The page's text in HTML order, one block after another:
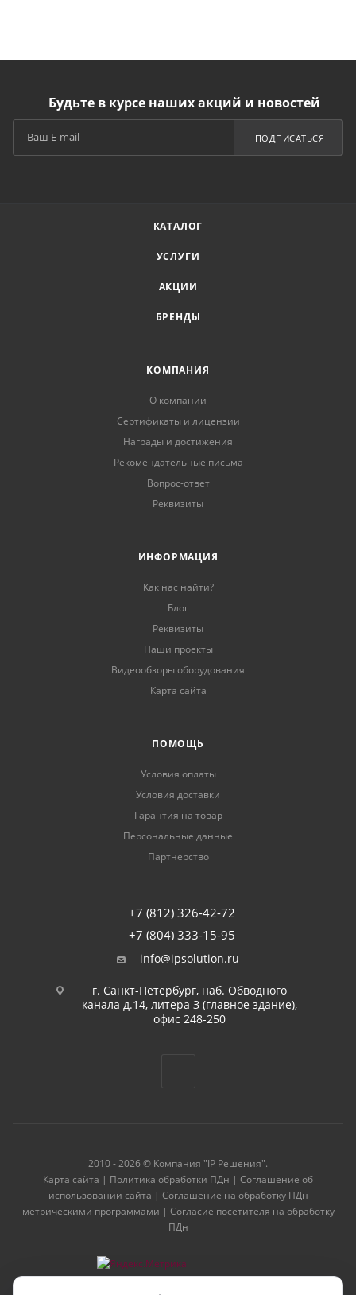
Будьте в курсе наших акций и новостей
ПОДПИСАТЬСЯ
КАТАЛОГ
УСЛУГИ
АКЦИИ
БРЕНДЫ
КОМПАНИЯ
О компании
Сертификаты и лицензии
Награды и достижения
Рекомендательные письма
Вопрос-ответ
Реквизиты
ИНФОРМАЦИЯ
Как нас найти?
Блог
Реквизиты
Наши проекты
Видеообзоры оборудования
Карта сайта
ПОМОЩЬ
Условия оплаты
Условия доставки
Гарантия на товар
Персональные данные
Партнерство
+7 (812) 326-42-72
+7 (804) 333-15-95
info@ipsolution.ru
г. Санкт-Петербург, наб. Обводного
канала д.14, литера З (главное здание),
офис 248-250
2010 - 2026 © Компания "IP Решения".
Карта сайта | Политика обработки ПДн | Соглашение об
использовании сайта | Соглашение на обработку ПДн
метрическими программами | Согласие посетителя на обработку
ПДн